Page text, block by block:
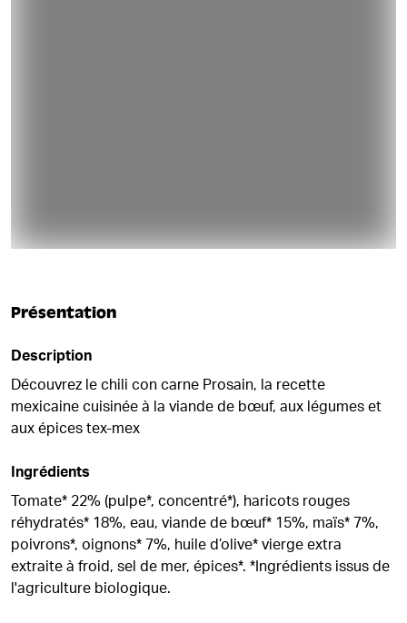
Présentation
Description
Découvrez le chili con carne Prosain, la recette
mexicaine cuisinée à la viande de bœuf, aux légumes et
aux épices tex-mex
Ingrédients
Tomate* 22% (pulpe*, concentré*), haricots rouges
réhydratés* 18%, eau, viande de bœuf* 15%, maïs* 7%,
poivrons*, oignons* 7%, huile d’olive* vierge extra
extraite à froid, sel de mer, épices*. *Ingrédients issus de
l'agriculture biologique.